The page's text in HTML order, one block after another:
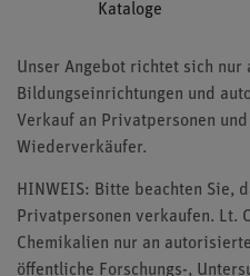
Kataloge
Unser Angebot richtet sich nur
Bildungseinrichtungen und
Verkauf an Privatpersonen
Wiederverkäufer.
HINWEIS: Bitte beachten Sie,
Privatpersonen verkaufen. Lt.
Chemikalien nur an
öffentliche Forschungs-,